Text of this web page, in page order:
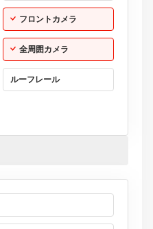
フロントカメラ
全周囲カメラ
ルーフレール